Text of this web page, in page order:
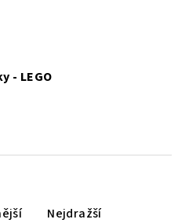
- LEGO
Nejdražší